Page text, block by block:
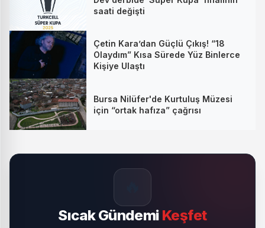
saati değişti
Çetin Kara’dan Güçlü Çıkış! “18
Olaydım” Kısa Sürede Yüz Binlerce
Kişiye Ulaştı
Bursa Nilüfer'de Kurtuluş Müzesi
için “ortak hafıza” çağrısı
Sıcak Gündemi Keşfet